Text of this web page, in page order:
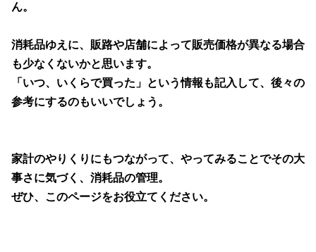
ん。
消耗品ゆえに、販路や店舗によって販売価格が異なる場合
も少なくないかと思います。
「いつ、いくらで買った」という情報も記入して、後々の
参考にするのもいいでしょう。
家計のやりくりにもつながって、やってみることでその大
事さに気づく、消耗品の管理。
ぜひ、このページをお役立てください。